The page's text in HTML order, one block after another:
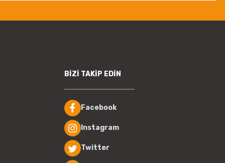
BİZİ TAKİP EDİN
Facebook
Instagram
Twitter